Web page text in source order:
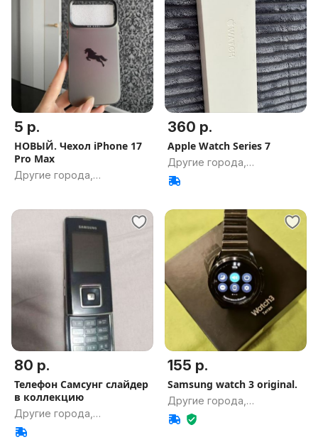
5 р.
НОВЫЙ. Чехол iPhone 17
Pro Max
Другие города,
360 р.
Apple Watch Series 7
Другие города,
Гомельская обл.
80 р.
Телефон Самсунг слайдер
в коллекцию
Другие города,
Гомельская обл.
155 р.
Samsung watch 3 original.
Другие города,
Гомельская обл.